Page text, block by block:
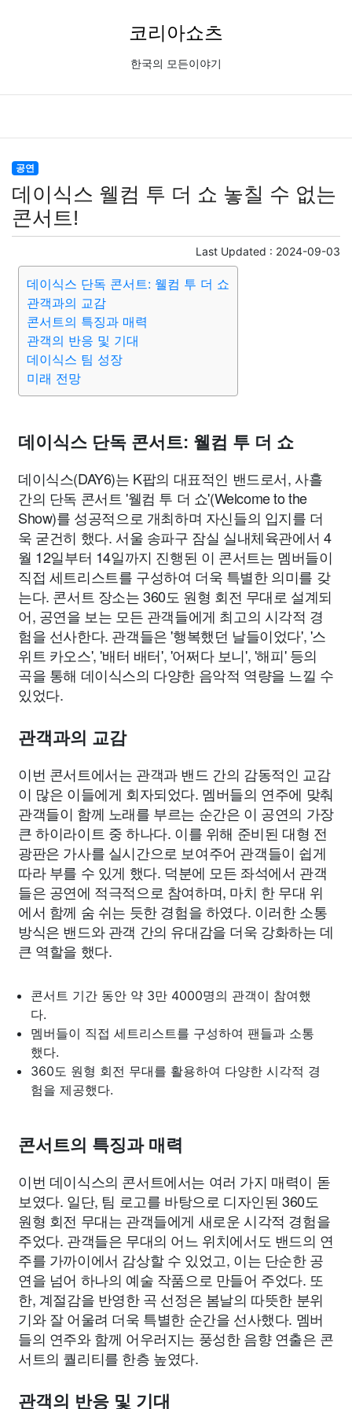
코리아쇼츠
한국의 모든이야기
공연
데이식스 웰컴 투 더 쇼 놓칠 수 없는
콘서트!
Last Updated : 2024-09-03
데이식스 단독 콘서트: 웰컴 투 더 쇼
관객과의 교감
콘서트의 특징과 매력
관객의 반응 및 기대
데이식스 팀 성장
미래 전망
데이식스 단독 콘서트: 웰컴 투 더 쇼
데이식스(DAY6)는 K팝의 대표적인 밴드로서, 사흘
간의 단독 콘서트 '웰컴 투 더 쇼'(Welcome to the
Show)를 성공적으로 개최하며 자신들의 입지를 더
욱 굳건히 했다. 서울 송파구 잠실 실내체육관에서 4
월 12일부터 14일까지 진행된 이 콘서트는 멤버들이
직접 세트리스트를 구성하여 더욱 특별한 의미를 갖
는다. 콘서트 장소는 360도 원형 회전 무대로 설계되
어, 공연을 보는 모든 관객들에게 최고의 시각적 경
험을 선사한다. 관객들은 '행복했던 날들이었다', '스
위트 카오스', '배터 배터', '어쩌다 보니', '해피' 등의
곡을 통해 데이식스의 다양한 음악적 역량을 느낄 수
있었다.
관객과의 교감
이번 콘서트에서는 관객과 밴드 간의 감동적인 교감
이 많은 이들에게 회자되었다. 멤버들의 연주에 맞춰
관객들이 함께 노래를 부르는 순간은 이 공연의 가장
큰 하이라이트 중 하나다. 이를 위해 준비된 대형 전
광판은 가사를 실시간으로 보여주어 관객들이 쉽게
따라 부를 수 있게 했다. 덕분에 모든 좌석에서 관객
들은 공연에 적극적으로 참여하며, 마치 한 무대 위
에서 함께 숨 쉬는 듯한 경험을 하였다. 이러한 소통
방식은 밴드와 관객 간의 유대감을 더욱 강화하는 데
큰 역할을 했다.
콘서트 기간 동안 약 3만 4000명의 관객이 참여했
다.
멤버들이 직접 세트리스트를 구성하여 팬들과 소통
했다.
360도 원형 회전 무대를 활용하여 다양한 시각적 경
험을 제공했다.
콘서트의 특징과 매력
이번 데이식스의 콘서트에서는 여러 가지 매력이 돋
보였다. 일단, 팀 로고를 바탕으로 디자인된 360도
원형 회전 무대는 관객들에게 새로운 시각적 경험을
주었다. 관객들은 무대의 어느 위치에서도 밴드의 연
주를 가까이에서 감상할 수 있었고, 이는 단순한 공
연을 넘어 하나의 예술 작품으로 만들어 주었다. 또
한, 계절감을 반영한 곡 선정은 봄날의 따뜻한 분위
기와 잘 어울려 더욱 특별한 순간을 선사했다. 멤버
들의 연주와 함께 어우러지는 풍성한 음향 연출은 콘
서트의 퀄리티를 한층 높였다.
관객의 반응 및 기대